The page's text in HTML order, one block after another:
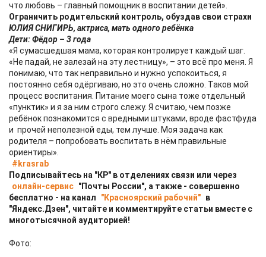
что любовь – главный помощник в воспитании детей».
Ограничить родительский контроль, обуздав свои страхи
ЮЛИЯ СНИГИРЬ, актриса, мать одного ребёнка
Дети: Фёдор – 3 года
«Я сумасшедшая мама, которая контролирует каждый шаг.
«Не падай, не залезай на эту лестницу», – это всё про меня. Я
понимаю, что так неправильно и нужно успокоиться, я
постоянно себя одёргиваю, но это очень сложно. Таков мой
процесс воспитания. Питание моего сына тоже отдельный
«пунктик» и я за ним строго слежу. Я считаю, чем позже
ребёнок познакомится с вредными штуками, вроде фастфуда
и прочей неполезной еды, тем лучше. Моя задача как
родителя – попробовать воспитать в нём правильные
ориентиры».
#krasrab
Подписывайтесь на "КР" в отделениях связи или через
онлайн-сервис "Почты России", а также - совершенно
бесплатно - на канал
"Красноярский рабочий" в
"Яндекс.Дзен", читайте и комментируйте статьи вместе с
многотысячной аудиторией!
Фото: